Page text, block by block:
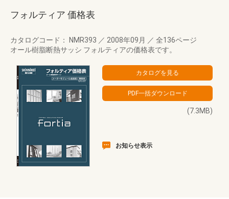
フォルティア 価格表
カタログコード： NMR393 ／ 2008年09月 ／ 全136ページ
オール樹脂断熱サッシ フォルティアの価格表です。
(7.3MB)
お知らせ表示